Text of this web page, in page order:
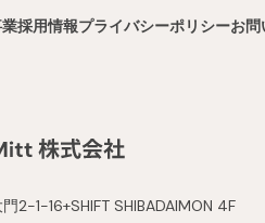
採用情報プライバシーポリシーお問
2-1-16+SHIFT SHIBADAIMON 4F